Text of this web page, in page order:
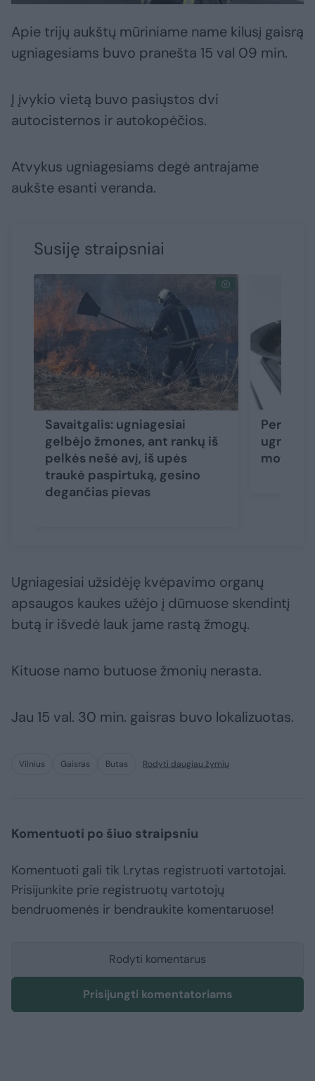
Apie trijų aukštų mūriniame name kilusį gaisrą
ugniagesiams buvo pranešta 15 val 09 min.
Į įvykio vietą buvo pasiųstos dvi
autocisternos ir autokopėčios.
Atvykus ugniagesiams degė antrajame
aukšte esanti veranda.
Susiję straipsniai
Savaitgalis: ugniagesiai
gelbėjo žmones, ant rankų iš
pelkės nešė avį, iš upės
traukė paspirtuką, gesino
degančias pievas
Per
moterį
Ugniagesiai užsidėję kvėpavimo organų
apsaugos kaukes užėjo į dūmuose skendintį
butą ir išvedė lauk jame rastą žmogų.
Kituose namo butuose žmonių nerasta.
Jau 15 val. 30 min. gaisras buvo lokalizuotas.
Vilnius Gaisras Butas Rodyti daugiau žymių
Komentuoti po šiuo straipsniu
Komentuoti gali tik Lrytas registruoti vartotojai.
Prisijunkite prie registruotų vartotojų
bendruomenės ir bendraukite komentaruose!
Rodyti komentarus
Prisijungti komentatoriams